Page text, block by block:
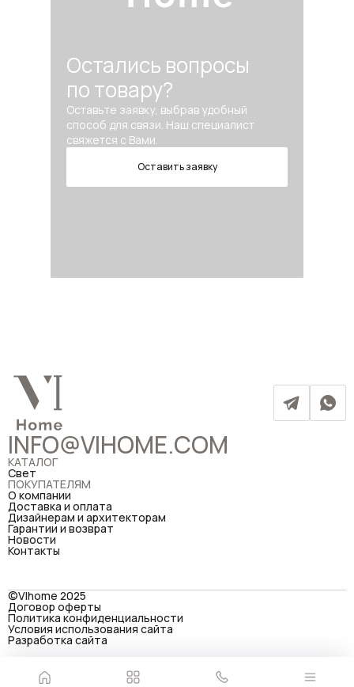
Остались вопросы
по товару?
Оставьте заявку, выбрав удобный
способ для связи. Наш специалист
свяжется с Вами.
Оставить заявку
INFO@VIHOME.COM
КАТАЛОГ
Свет
ПОКУПАТЕЛЯМ
О компании
Доставка и оплата
Дизайнерам и архитекторам
Гарантии и возврат
Новости
Контакты
©VIhome 2025
Договор оферты
Политика конфиденциальности
Условия использования сайта
Разработка сайта